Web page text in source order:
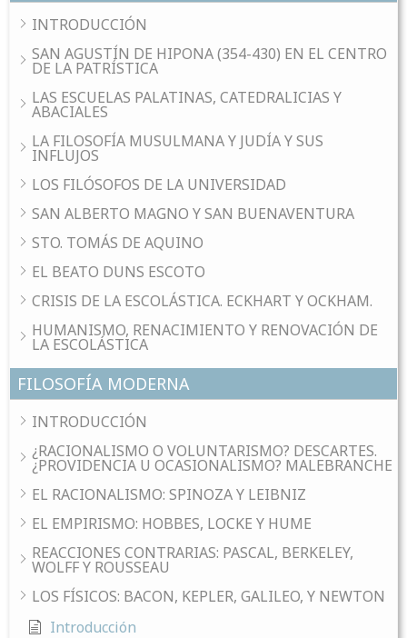
INTRODUCCIÓN
SAN AGUSTÍN DE HIPONA (354-430) EN EL CENTRO
DE LA PATRÍSTICA
LAS ESCUELAS PALATINAS, CATEDRALICIAS Y
ABACIALES
LA FILOSOFÍA MUSULMANA Y JUDÍA Y SUS
INFLUJOS
LOS FILÓSOFOS DE LA UNIVERSIDAD
SAN ALBERTO MAGNO Y SAN BUENAVENTURA
STO. TOMÁS DE AQUINO
EL BEATO DUNS ESCOTO
CRISIS DE LA ESCOLÁSTICA. ECKHART Y OCKHAM.
HUMANISMO, RENACIMIENTO Y RENOVACIÓN DE
LA ESCOLÁSTICA
FILOSOFÍA MODERNA
INTRODUCCIÓN
¿RACIONALISMO O VOLUNTARISMO? DESCARTES.
¿PROVIDENCIA U OCASIONALISMO? MALEBRANCHE
EL RACIONALISMO: SPINOZA Y LEIBNIZ
EL EMPIRISMO: HOBBES, LOCKE Y HUME
REACCIONES CONTRARIAS: PASCAL, BERKELEY,
WOLFF Y ROUSSEAU
LOS FÍSICOS: BACON, KEPLER, GALILEO, Y NEWTON
Introducción